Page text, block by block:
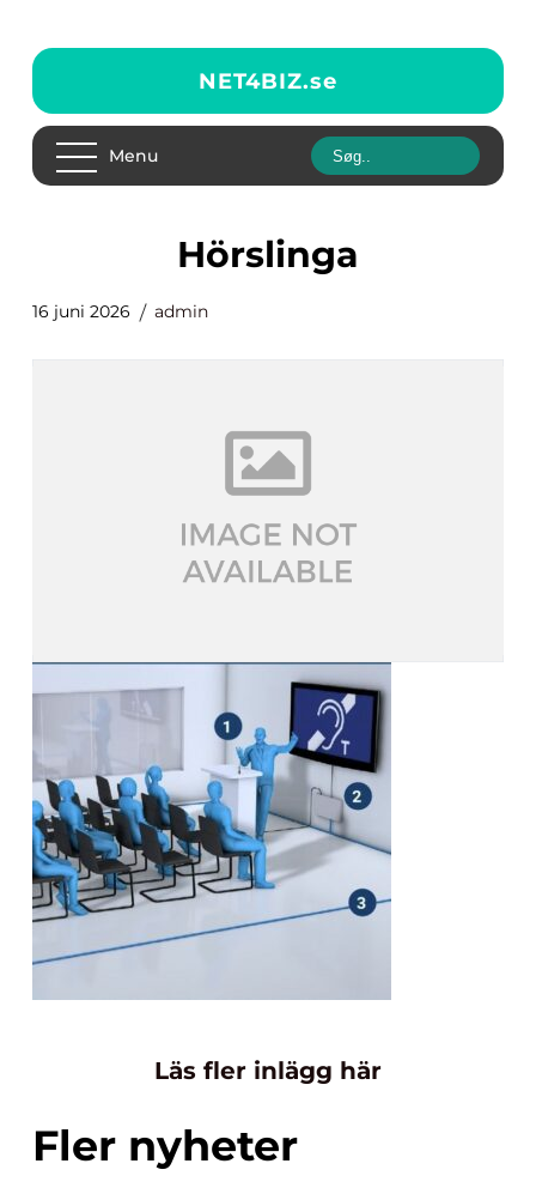
NET4BIZ.se
Menu
Hörslinga
16 juni 2026 admin
Läs fler inlägg här
Fler nyheter